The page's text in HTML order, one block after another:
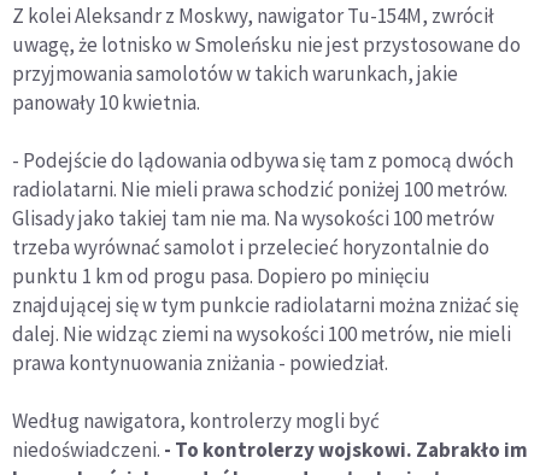
Z kolei Aleksandr z Moskwy, nawigator Tu-154M, zwrócił
uwagę, że lotnisko w Smoleńsku nie jest przystosowane do
przyjmowania samolotów w takich warunkach, jakie
panowały 10 kwietnia.
- Podejście do lądowania odbywa się tam z pomocą dwóch
radiolatarni. Nie mieli prawa schodzić poniżej 100 metrów.
Glisady jako takiej tam nie ma. Na wysokości 100 metrów
trzeba wyrównać samolot i przelecieć horyzontalnie do
punktu 1 km od progu pasa. Dopiero po minięciu
znajdującej się w tym punkcie radiolatarni można zniżać się
dalej. Nie widząc ziemi na wysokości 100 metrów, nie mieli
prawa kontynuowania zniżania - powiedział.
Według nawigatora, kontrolerzy mogli być
niedoświadczeni. - To kontrolerzy wojskowi. Zabrakło im